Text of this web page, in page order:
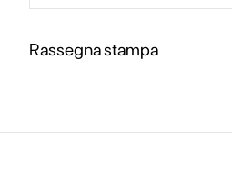
Rassegna stampa